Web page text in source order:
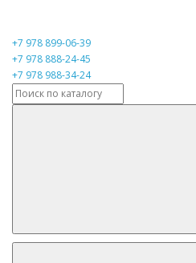
+7 978 899-06-39
+7 978 888-24-45
+7 978 988-34-24